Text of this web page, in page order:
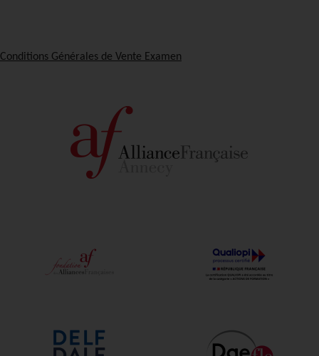
Conditions Générales de Vente Examen